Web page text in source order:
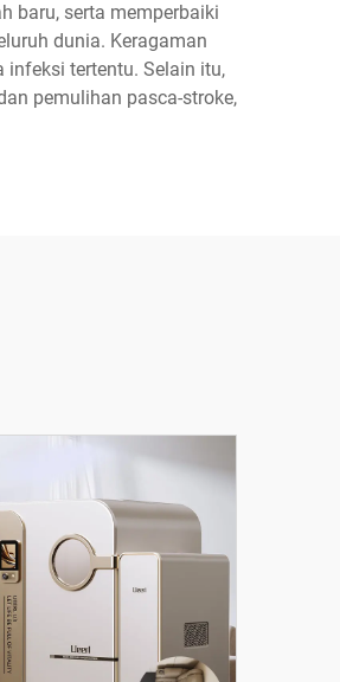
baru, serta memperbaiki
dunia. Keragaman
tertentu. Selain itu,
pemulihan pasca-stroke,